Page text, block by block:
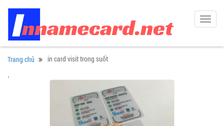
Trang chủ in card visit trong suốt
.